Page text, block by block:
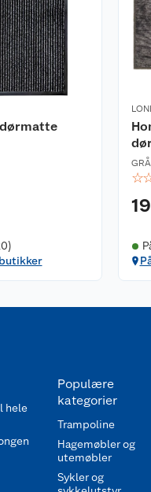
GRÅ
☆
hele
Populære
kategorier
Trampoline
Hagemøbler og
utemøbler
Sykler og